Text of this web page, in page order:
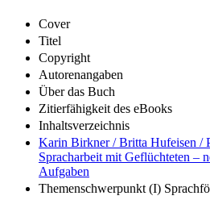
Cover
Titel
Copyright
Autorenangaben
Über das Buch
Zitierfähigkeit des eBooks
Inhaltsverzeichnis
Karin Birkner / Britta Hufeisen /
Spracharbeit mit Geflüchteten –
Aufgaben
Themenschwerpunkt (I)